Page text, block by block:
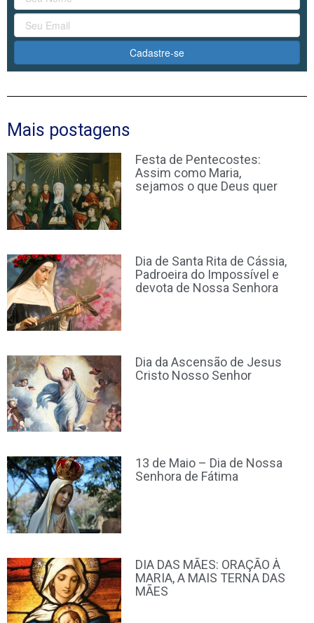
Cadastre-se
Mais postagens
Festa de Pentecostes:
Assim como Maria,
sejamos o que Deus quer
Dia de Santa Rita de Cássia,
Padroeira do Impossível e
devota de Nossa Senhora
Dia da Ascensão de Jesus
Cristo Nosso Senhor
13 de Maio – Dia de Nossa
Senhora de Fátima
DIA DAS MÃES: ORAÇÃO À
MARIA, A MAIS TERNA DAS
MÃES